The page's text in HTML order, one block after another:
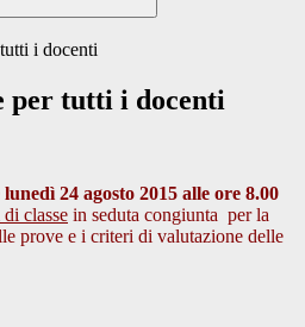
i docenti
per tutti i docenti
lunedì 24 agosto 2015 alle ore 8.00
classe in seduta congiunta per la
prove e i criteri di valutazione delle